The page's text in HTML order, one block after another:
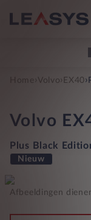
Home Volvo› EX40›
Volvo
Plus Black
Nieuw
Afbeeldingen